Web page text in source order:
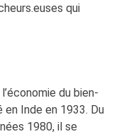
qui
du bien-
Inde en 1933. Du
1980, il se